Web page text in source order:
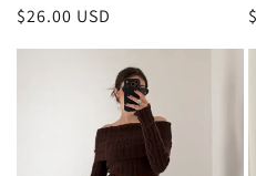
Prezzo
di
$26.00 USD